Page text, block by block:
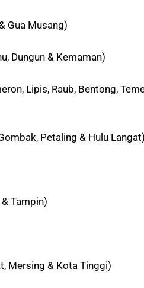
Gua Musang)
Dungun & Kemaman)
Lipis, Raub, Bentong,
Petaling & Hulu Langat)
Tampin)
Mersing & Kota Tinggi)